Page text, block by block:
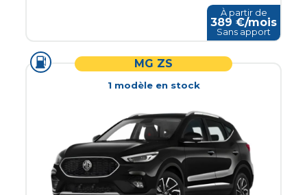
À partir de
389 €/mois
Sans apport
MG ZS
1modèleen stock